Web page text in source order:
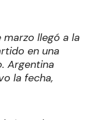
marzo llegó a la
en una
Argentina
la fecha,